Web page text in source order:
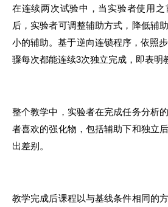
在连续两次试验中，当实验者使用
后，实验者可调整辅助方式，降低辅
小的辅助。基于逆向连锁程序，依照
骤每次都能连续3次独立完成 ， 即表明
整个教学中，实验者在完成任务分析
者喜欢的强化物，包括辅助下和独立
出差别。
教学完成后课程以与基线条件相同的